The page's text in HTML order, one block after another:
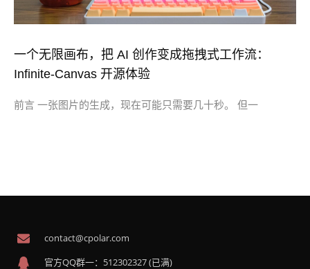
一个无限画布，把 AI 创作变成拖拽式工作流：
Infinite-Canvas 开源体验
前言 一张图片的生成，现在可能只需要几十秒。 但一
contact@cpolar.com
官方QQ群一：512302327 (已满)